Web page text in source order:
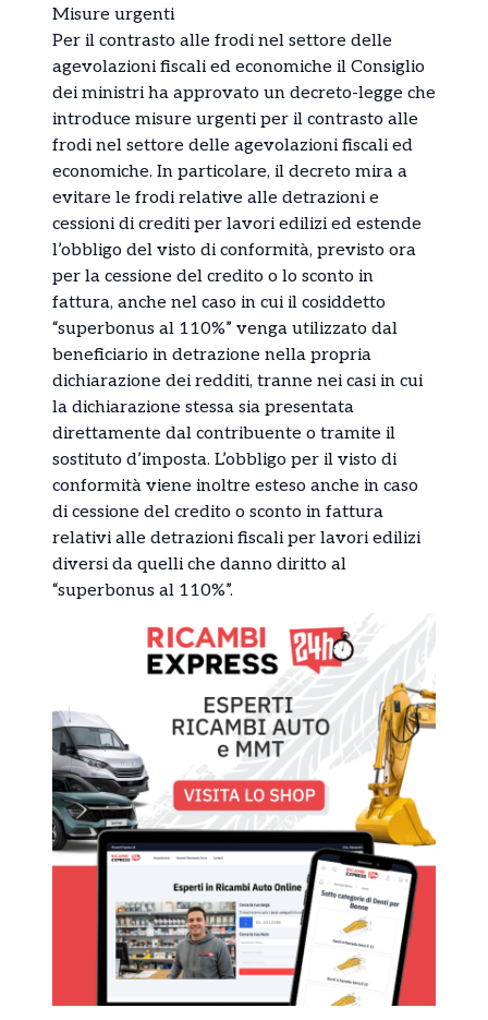
Misure urgenti
Per il contrasto alle frodi nel settore delle
agevolazioni fiscali ed economiche il Consiglio
dei ministri ha approvato un decreto-legge che
introduce misure urgenti per il contrasto alle
frodi nel settore delle agevolazioni fiscali ed
economiche. In particolare, il decreto mira a
evitare le frodi relative alle detrazioni e
cessioni di crediti per lavori edilizi ed estende
l’obbligo del visto di conformità, previsto ora
per la cessione del credito o lo sconto in
fattura, anche nel caso in cui il cosiddetto
“superbonus al 110%” venga utilizzato dal
beneficiario in detrazione nella propria
dichiarazione dei redditi, tranne nei casi in cui
la dichiarazione stessa sia presentata
direttamente dal contribuente o tramite il
sostituto d’imposta. L’obbligo per il visto di
conformità viene inoltre esteso anche in caso
di cessione del credito o sconto in fattura
relativi alle detrazioni fiscali per lavori edilizi
diversi da quelli che danno diritto al
“superbonus al 110%”.